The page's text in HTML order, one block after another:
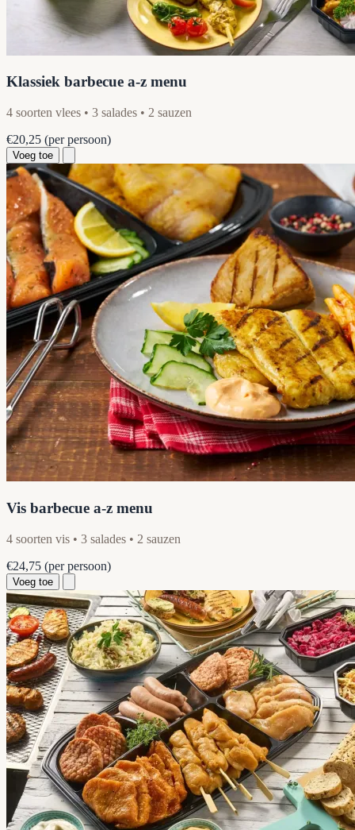
Klassiek barbecue a-z menu
4 soorten vlees • 3 salades • 2 sauzen
€20,25 (per persoon)
Voeg toe
Vis barbecue a-z menu
4 soorten vis • 3 salades • 2 sauzen
€24,75 (per persoon)
Voeg toe